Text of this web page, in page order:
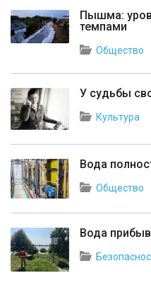
Пышма:
темпами
Общество
У судьбы
Культура
Вода
Общество
Вода